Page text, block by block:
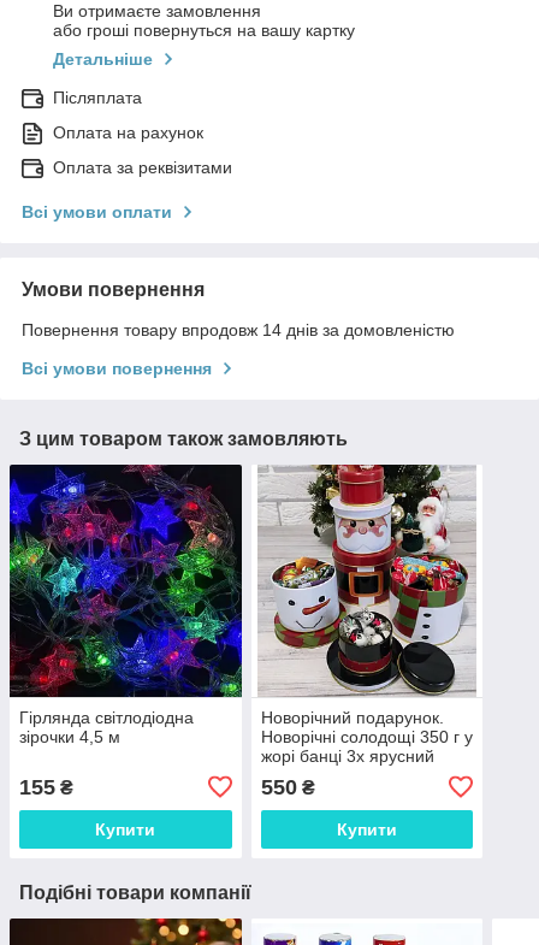
Ви отримаєте замовлення
або гроші повернуться на вашу картку
Детальніше
Післяплата
Оплата на рахунок
Оплата за реквізитами
Всі умови оплати
Умови повернення
Повернення товару впродовж 14 днів за домовленістю
Всі умови повернення
З цим товаром також замовляють
Гірлянда світлодіодна
зірочки 4,5 м
155 ₴
Купити
Новорічний подарунок.
Новорічні солодощі 350 г у
жорі банці 3х ярусний
550₴
Купити
Подібні товари компанії